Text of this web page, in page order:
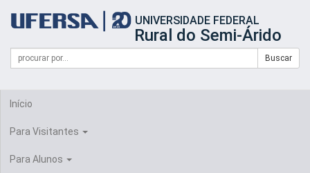
portal
UFERSA
UNIVERSIDADE FEDERAL
Rural do Semi-Árido
Formulário
Busca
Campo
de
Buscar
Início
Para Visitantes
Para Alunos